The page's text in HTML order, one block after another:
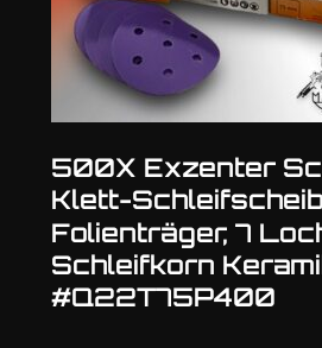
500X Exzenter
Klett-
Folienträger, 7
Schleifkorn
#Q22T75P400